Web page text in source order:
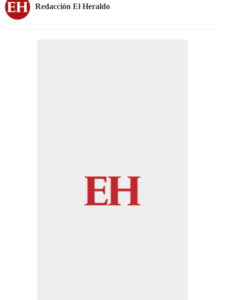
Redacción El Heraldo